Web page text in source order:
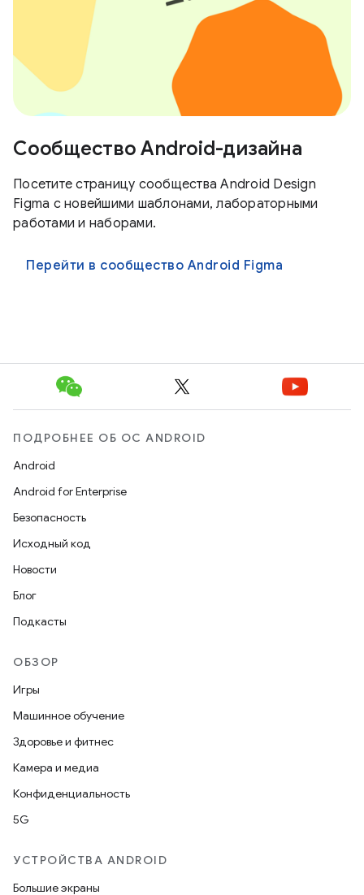
Сообщество Android-дизайна
Посетите страницу сообщества Android Design
Figma с новейшими шаблонами, лабораторными
работами и наборами.
Перейти в сообщество Android Figma
ПОДРОБНЕЕ ОБ ОС ANDROID
Android
Android for Enterprise
Безопасность
Исходный код
Новости
Блог
Подкасты
ОБЗОР
Игры
Машинное обучение
Здоровье и фитнес
Камера и медиа
Конфиденциальность
5G
УСТРОЙСТВА ANDROID
Большие экраны